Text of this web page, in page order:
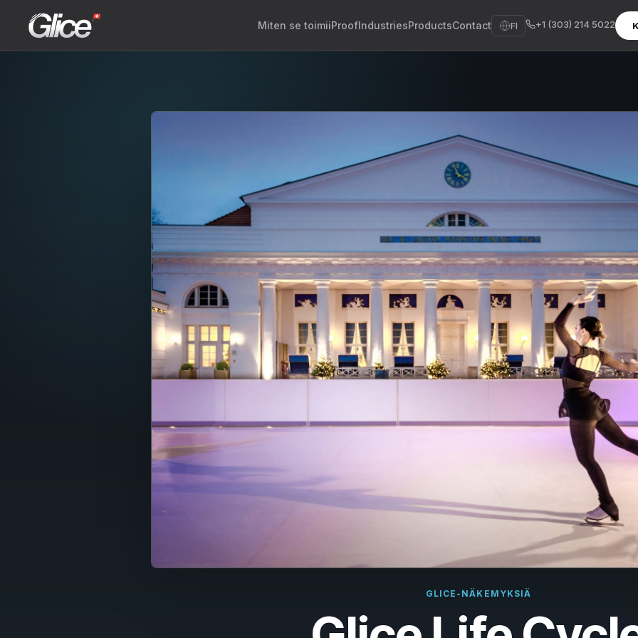
Miten se toimiiProofIndustriesProductsContact FI +1 (303) 214 5022
English
Deutsch
Français
Nederlands
Español
Dansk
Polski
GLICE-NÄKEMYKSIÄ